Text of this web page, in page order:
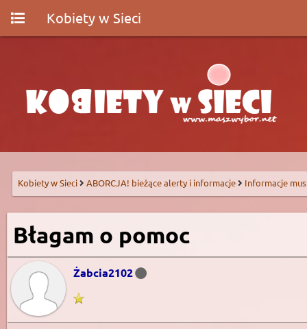
Kobiety w Sieci
Kobiety w Sieci ABORCJA! bieżące alerty i informacje Informacje
Błagam o pomoc
Żabcia2102